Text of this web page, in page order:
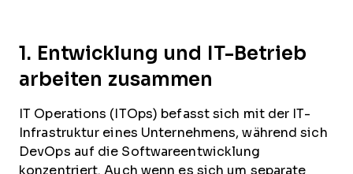
1. Entwicklung und IT-Betrieb
arbeiten zusammen
IT Operations (ITOps) befasst sich mit der IT-
Infrastruktur eines Unternehmens, während sich
DevOps auf die Softwareentwicklung
konzentriert. Auch wenn es sich um separate